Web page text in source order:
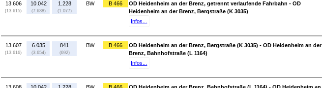
13.606
(13.615)
10.042
(7.638)
1.228
(1.077)
BW B 466
OD Heidenheim an der Brenz, getrennt verlaufende Fahrbahn - OD
Heidenheim an der Brenz, Bergstraße (K 3035)
Infos...
13.607
(13.616)
6.035
(3.654)
841
(692)
BW B 466
OD Heidenheim an der Brenz, Bergstraße (K 3035) - OD Heidenheim an der
Brenz, Bahnhofstraße (L 1164)
Infos...